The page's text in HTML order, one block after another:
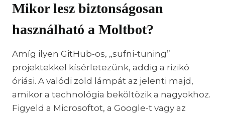
Mikor lesz biztonságosan
használható a Moltbot?
Amíg ilyen GitHub-os, „sufni-tuning”
projektekkel kísérletezünk, addig a rizikó
óriási. A valódi zöld lámpát az jelenti majd,
amikor a technológia beköltözik a nagyokhoz.
Figyeld a Microsoftot, a Google-t vagy az